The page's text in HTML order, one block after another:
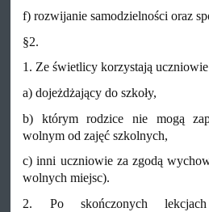
f) rozwijanie samodzielności oraz
§2.
1. Ze świetlicy korzystają
a) dojeżdżający do szkoły,
b) którym rodzice nie mogą
wolnym od zajęć szkolnych,
c) inni uczniowie za zgodą
wolnych miejsc).
2. Po skończonych